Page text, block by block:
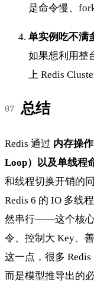
是命令慢、
单实例吃不满
如果想利用整
上 Redis
总结
Redis 通过 内存操
Loop）以及单线程
和线程切换开销的
Redis 6 的 IO 多线
然串行——这个核心
令、控制大 Key、
这一点，很多
而是模型推导出的必